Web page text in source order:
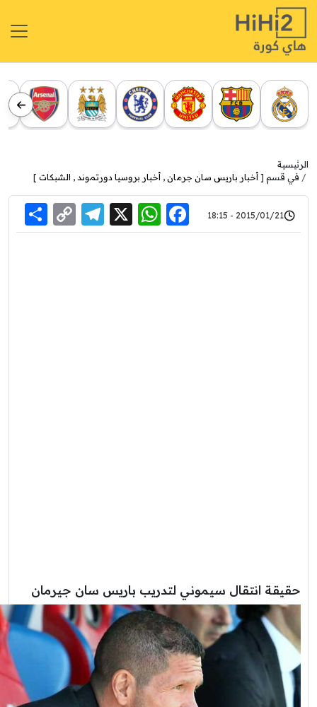
الرئيسية
في قسم [أخبار باريس سان جرمان,أخبار بروسيا دورتموند,الشبكات]
2015/01/21 - 18:15
Facebook
WhatsApp
X
Copy
Link
حقيقة انتقال سيموني لتدريب باريس سان جيرمان